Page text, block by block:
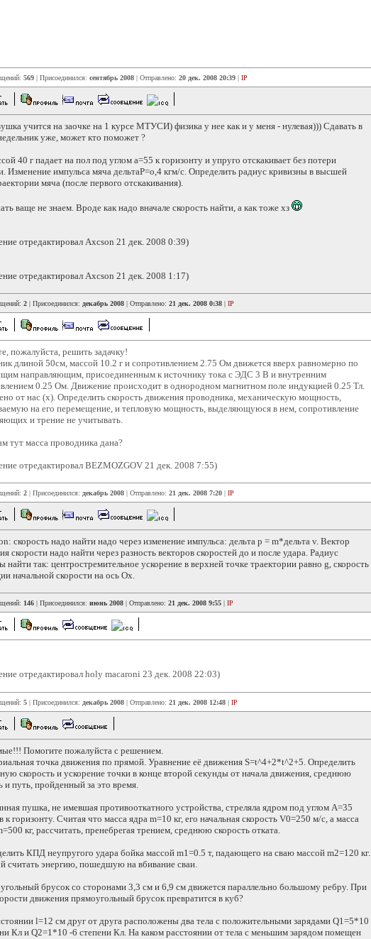
569 | Присоединился: сентябрь 2008 | Отправлено: 20 дек. 2008 20:39 | IP
учится на заочке на 1 курсе МТУСИ) физика у нее как и у меня - нулевая))) Сдавать в
уже, может кто поможет ?
40 г падает на пол под углом а=55 к горизонту и упруго отскакивает без потери
Изменение импульса мяча дельтаP=о,4 кгм/с. Определить радиус кривизны в высшей
мяча (после первого отскакивания).
ваще не знаем. Вроде как надо вначале скорость найти, а как тоже хз
отредактировал Axcson 21 дек. 2008 0:39)
отредактировал Axcson 21 дек. 2008 1:17)
2 | Присоединился: декабрь 2008 | Отправлено: 21 дек. 2008 0:38 | IP
пожалуйста, решить задачку!
длиной 50см, массой 10.2 г и сопротивлением 2.75 Ом движется вверх равномерно по
направляющим, присоединенным к источнику тока с ЭДС 3 В и внутренним
0.25 Ом. Движение происходит в однородном магнитном поле индукцией 0.25 Тл.
от нас (х). Определить скорость движения проводника, механическую мощность,
на его перемещение, и тепловую мощность, выделяющуюся в нем, сопротивление
и трение не учитывать.
тут масса проводника дана?
отредактировал BEZMOZGOV 21 дек. 2008 7:55)
2 | Присоединился: декабрь 2008 | Отправлено: 21 дек. 2008 7:20 | IP
скорость надо найти надо через изменение импульса: дельта p = m*дельта v. Вектор
скорости надо найти через разность векторов скоростей до и после удара. Радиус
найти так: центростремительное ускорение в верхней точке траектории равно g, скорость
начальной скорости на ось Ох.
146 | Присоединился: июнь 2008 | Отправлено: 21 дек. 2008 9:55 | IP
отредактировал holy macaroni 23 дек. 2008 22:03)
5 | Присоединился: декабрь 2008 | Отправлено: 21 дек. 2008 12:48 | IP
Помогите пожалуйста с решением.
точка движения по прямой. Уравнение её движения S=t^4+2*t^2+5. Определить
скорость и ускорение точки в конце второй секунды от начала движения, среднюю
и путь, пройденный за это время.
пушка, не имевшая противооткатного устройства, стреляла ядром под углом А=35
к горизонту. Считая что масса ядра m=10 кг, его начальная скорость V0=250 м/с, а масса
кг, рассчитать, пренебрегая трением, среднюю скорость отката.
КПД неупругого удара бойка массой m1=0.5 т, падающего на сваю массой m2=120 кг.
считать энергию, пошедшую на вбивание сваи.
брусок со сторонами 3,3 см и 6,9 см движется параллельно большому ребру. При
движения прямоугольный брусок превратится в куб?
l=12 см друг от друга расположены два тела с положительными зарядами Q1=5*10
Кл и Q2=1*10 -6 степени Кл. На каком расстоянии от тела с меньшим зарядом помещен